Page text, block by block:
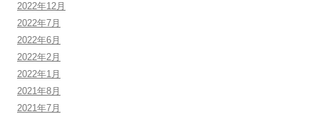
2022年12月
2022年7月
2022年6月
2022年2月
2022年1月
2021年8月
2021年7月